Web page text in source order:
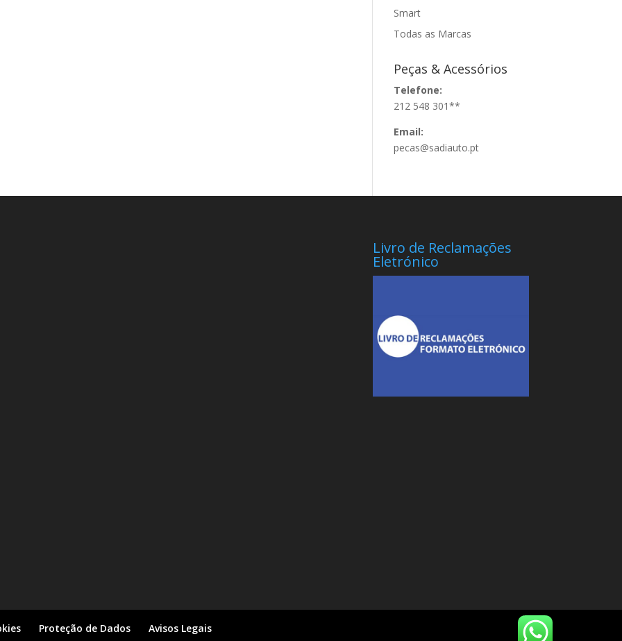
Smart
Todas as Marcas
Peças & Acessórios
Telefone:
212 548 301**
Email:
pecas@sadiauto.pt
Livro de Reclamações
Eletrónico
Proteção de Dados Avisos Legais